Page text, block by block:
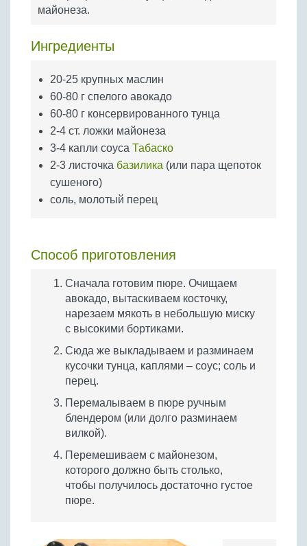
Бобовые
Крупы
майонеза.
Ингредиенты
20-25 крупных маслин
60-80 г спелого авокадо
60-80 г консервированного тунца
2-4 ст. ложки майонеза
3-4 капли соуса Табаско
2-3 листочка базилика (или пара щепоток
сушеного)
соль, молотый перец
Способ приготовления
Сначала готовим пюре. Очищаем
авокадо, вытаскиваем косточку,
нарезаем мякоть в небольшую миску
с высокими бортиками.
Сюда же выкладываем и разминаем
кусочки тунца, каплями – соус; соль и
перец.
Перемалываем в пюре ручным
блендером (или долго разминаем
вилкой).
Перемешиваем с майонезом,
которого должно быть столько,
чтобы получилось достаточно густое
пюре.